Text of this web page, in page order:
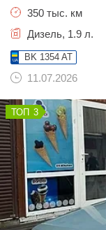
350 тыс. км
Дизель, 1.9 л.
BK 1354 AT
11.07.2026
3